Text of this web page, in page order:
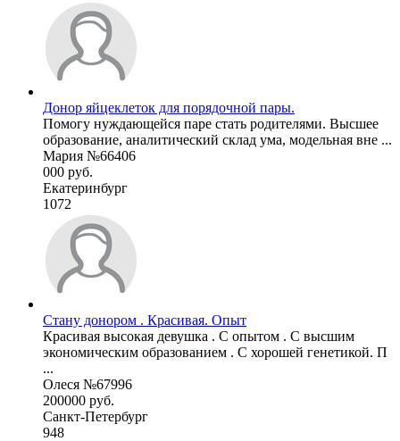
Донор яйцеклеток для порядочной пары.
Помогу нуждающейся паре стать родителями. Высшее
образование, аналитический склад ума, модельная вне ...
Мария №66406
000 руб.
Екатеринбург
1072
Стану донором . Красивая. Опыт
Красивая высокая девушка . С опытом . С высшим
экономическим образованием . С хорошей генетикой. П
...
Олеся №67996
200000 руб.
Санкт-Петербург
948